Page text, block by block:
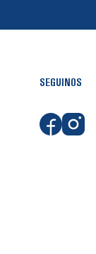
SEGUINOS